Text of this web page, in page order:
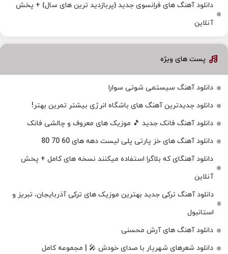
دانلود آهنگ های فرانسوی جدید (پربازدید ترین های سال) + پخش
آنلاین
پست های ویژه
دانلود آهنگ سیستمی شوتی سوارا
دانلود جدیدترین آهنگ‌ های باشگاه انرژی بیشتر تمرین بهتر!
دانلود آهنگ فانک جدید 🎵 موزیک‌ های معروف و چالشی فانک
دانلود آهنگ های خز پارتی پلی لیست دهه های 60 70 80
دانلود آهنگای که بلاگرا استفاده میکنند نسخه های کامل + پخش
آنلاین
دانلود آهنگ ترکی جدید بهترین موزیک‌ های ترکی آذربایجان، تبریز و
استانبول
دانلود آهنگ های آرش محسنی
دانلود شعرهای شهریار با صدای خودش 🎤 | مجموعه کامل